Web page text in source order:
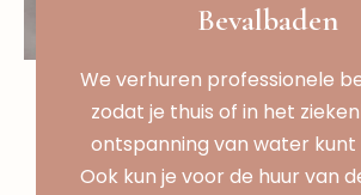
Bevalbaden
We verhuren professionele
zodat je thuis of in het
ontspanning van water kunt
Ook kun je voor de huur van